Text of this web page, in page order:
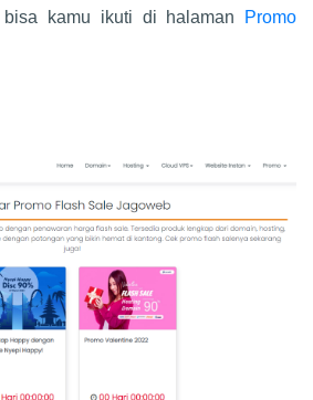
kamu ikuti di halaman Promo